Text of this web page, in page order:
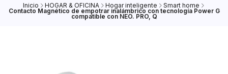
Inicio HOGAR & OFICINA Hogar inteligente Smart home
Contacto Magnético de empotrar inalámbrico con tecnología Power G
compatible con NEO. PRO, Q